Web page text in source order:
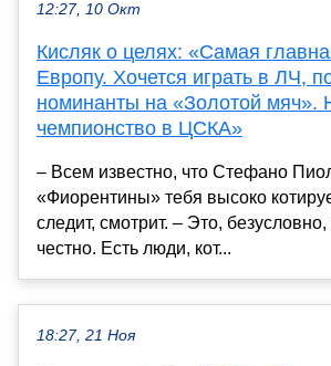
12:27, 10 Окт
Кисляк о целях: «Самая
Европу. Хочется играть в ЛЧ,
номинанты на «Золотой мяч».
чемпионство в ЦСКА»
– Всем известно, что Стефано
«Фиорентины» тебя высоко
следит, смотрит. – Это,
честно. Есть люди, кот...
18:27, 21 Ноя